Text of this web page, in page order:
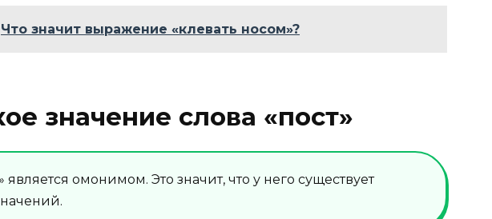
Что значит выражение «клевать носом»?
значение слова «пост»
является омонимом. Это значит, что у него существует